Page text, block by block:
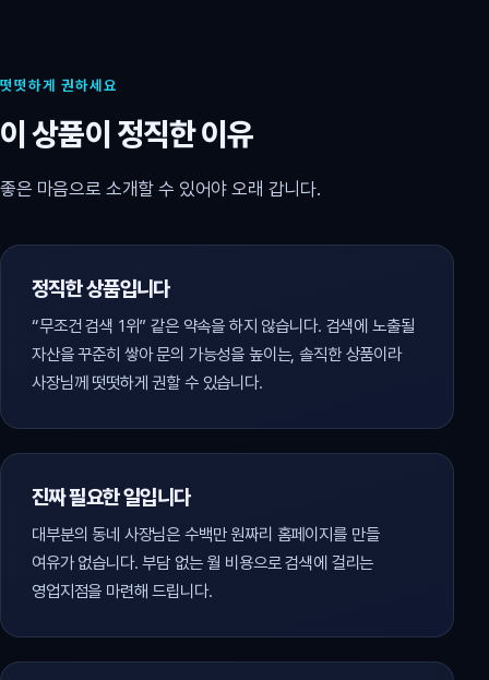
떳떳하게 권하세요
이 상품이 정직한 이유
좋은 마음으로 소개할 수 있어야 오래 갑니다.
정직한 상품입니다
“무조건 검색 1위” 같은 약속을 하지 않습니다. 검색에 노출될
자산을 꾸준히 쌓아 문의 가능성을 높이는, 솔직한 상품이라
사장님께 떳떳하게 권할 수 있습니다.
진짜 필요한 일입니다
대부분의 동네 사장님은 수백만 원짜리 홈페이지를 만들
여유가 없습니다. 부담 없는 월 비용으로 검색에 걸리는
영업지점을 마련해 드립니다.